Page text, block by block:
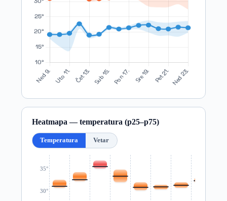
Heatmapa — temperatura (p25–p75)
Temperatura Vetar
30°
35°